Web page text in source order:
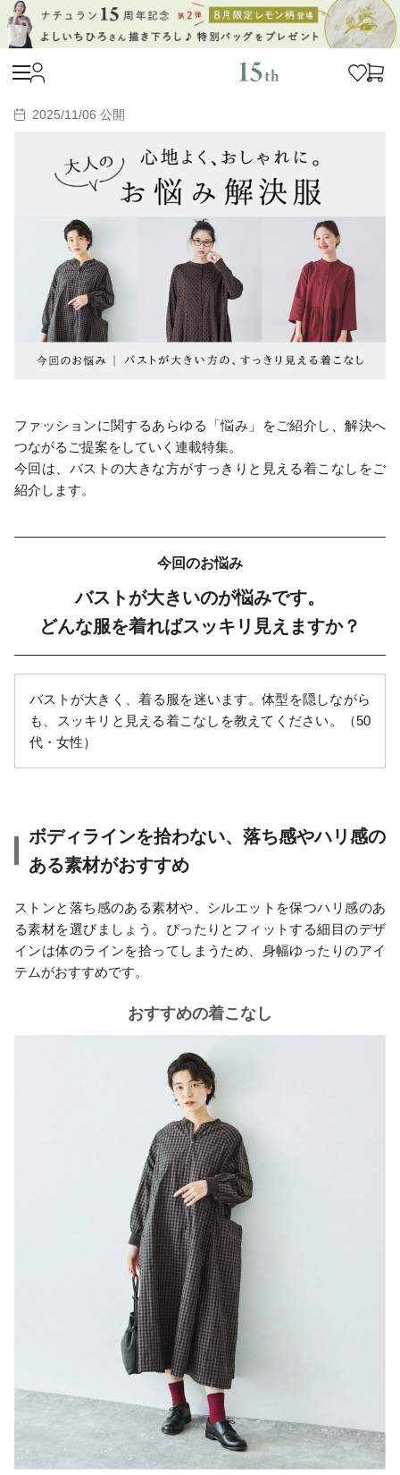
2025/11/06 公開
ファッションに関するあらゆる「悩み」をご紹介し、解決へ
つながるご提案をしていく連載特集。
今回は、バストの大きな方がすっきりと見える着こなしをご
紹介します。
今回のお悩み
バストが大きいのが悩みです。
どんな服を着ればスッキリ見えますか？
バストが大きく、着る服を迷います。体型を隠しながら
も、スッキリと見える着こなしを教えてください。（50
代・女性）
ボディラインを拾わない、落ち感やハリ感の
ある素材がおすすめ
ストンと落ち感のある素材や、シルエットを保つハリ感のあ
る素材を選びましょう。ぴったりとフィットする細目のデザ
インは体のラインを拾ってしまうため、身幅ゆったりのアイ
テムがおすすめです。
おすすめの着こなし